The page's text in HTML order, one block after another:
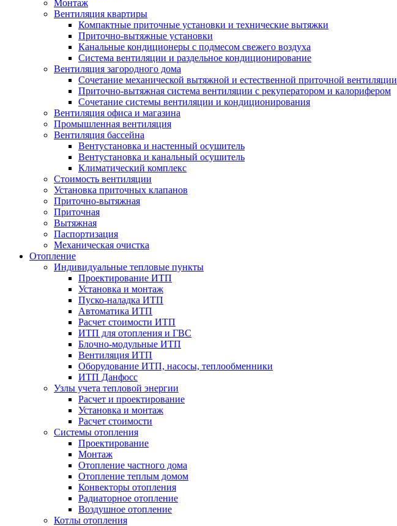
Монтаж
Вентиляция квартиры
Компактные приточные установки и технические вытяжки
Приточно-вытяжные установки
Канальные кондиционеры с подмесом свежего воздуха
Cистема вентиляции и раздельное кондиционирование
Вентиляция загородного дома
Сочетание механической вытяжной и естественной приточной вентиляции
Приточно-вытяжная система вентиляции с рекуператором и калорифером
Сочетание системы вентиляции и кондиционирования
Вентиляция офиса и магазина
Промышленная вентиляция
Вентиляция бассейна
Вентустановка и настенный осушитель
Вентустановка и канальный осушитель
Климатический комплекс
Стоимость вентиляции
Установка приточных клапанов
Приточно-вытяжная
Приточная
Вытяжная
Паспортизация
Механическая очистка
Отопление
Индивидуальные тепловые пункты
Проектирование ИТП
Установка и монтаж
Пуско-наладка ИТП
Автоматика ИТП
Расчет стоимости ИТП
ИТП для отопления и ГВС
Блочно-модульные ИТП
Вентиляция ИТП
Оборудование ИТП, насосы, теплообменники
ИТП Данфосс
Узлы учета тепловой энергии
Расчет и проектирование
Установка и монтаж
Расчет стоимости
Системы отопления
Проектирование
Монтаж
Отопление частного дома
Отопление теплым домом
Конвекторы отопления
Радиаторное отопление
Воздушное отопление
Котлы отопления